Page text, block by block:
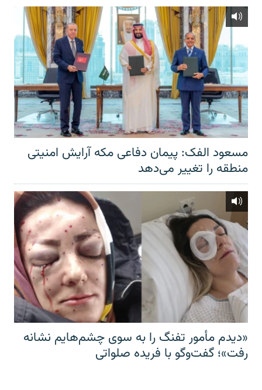
مسعود الفک: پیمان دفاعی مکه آرایش امنیتی
منطقه را تغییر می‌دهد
«دیدم مأمور تفنگ را به سوی چشم‌هایم نشانه
رفت»؛ گفت‌و‌گو با فریده صلواتی